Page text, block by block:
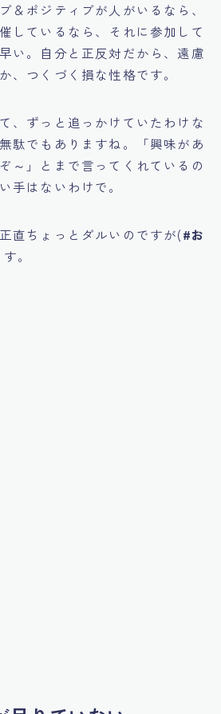
＆ポジティブが人がいるなら、
しているなら、それに参加して
い。自分と正反対だから、遠慮
、つくづく損な性格です。
、ずっと追っかけていたわけな
駄でもありますね。「興味があ
～」とまで言ってくれているの
手はないわけで。
直ちょっとダルいのですが(#お
。